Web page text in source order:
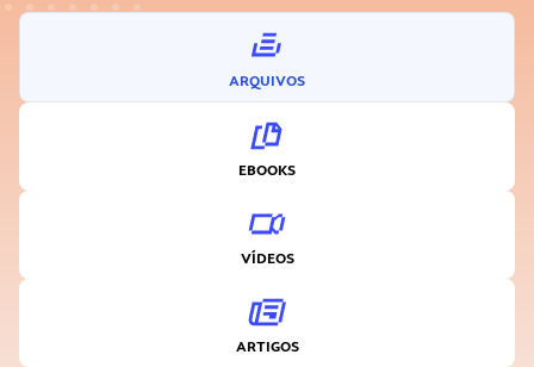
ARQUIVOS
EBOOKS
VÍDEOS
ARTIGOS